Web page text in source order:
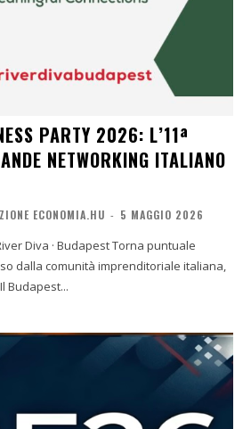
PARTY 2026: L’11ª
NETWORKING ITALIANO
ECONOMIA.HU - 5 MAGGIO 2026
· Budapest Torna puntuale
dalla comunità imprenditoriale italiana,
Budapest...